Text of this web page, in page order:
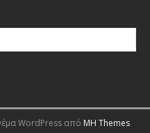
WordPress από MH Themes